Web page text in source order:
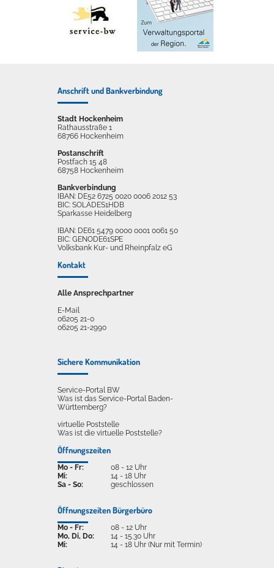
Anschrift und Bankverbindung
Stadt Hockenheim
Rathausstraße 1
68766 Hockenheim
Postanschrift
Postfach 15 48
68758 Hockenheim
Bankverbindung
IBAN: DE52 6725 0020 0006 2012 53
BIC: SOLADES1HDB
Sparkasse Heidelberg
IBAN: DE61 5479 0000 0001 0061 50
BIC: GENODE61SPE
Volksbank Kur- und Rheinpfalz eG
Kontakt
Alle Ansprechpartner
E-Mail
06205 21-0
06205 21-2990
Sichere Kommunikation
Service-Portal BW
Was ist das Service-Portal Baden-
Württemberg?
virtuelle Poststelle
Was ist die virtuelle Poststelle?
Öffnungszeiten
Mo - Fr:
Mi:
Sa - So:
08 - 12 Uhr
14 - 18 Uhr
geschlossen
Öffnungszeiten Bürgerbüro
Mo - Fr:
Mo, Di, Do:
Mi:
08 - 12 Uhr
14 - 15.30 Uhr
14 - 18 Uhr (Nur mit Termin)